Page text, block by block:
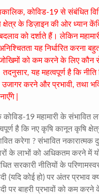
कोविड-19 से संबंधित
के डिज़ाइन की ओर ध्यान
बदलाव को दर्शाते हैं। लेकिन
यह निर्धारित करना
जोखिमों को कम करने के लिए कौन
यह महत्वपूर्ण है कि नीति
उजागर करने और प्रभावी, तथा
|
कोविड-19 महामारी के संभावित
है कि नए कृषि कानून कृषि
करेगा ? संभावित नकारात्मक
के लाभों को अधिकतम करने में
सरकारी नीतियों के
(यदि कोई हो) पर अंतर प्रभाव
पर बाहरी प्रभावों को कम